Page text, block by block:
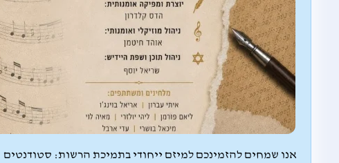
אנו שמחים להזמינכם למיזם ייחודי בתמיכת הרשות: סטודנטים